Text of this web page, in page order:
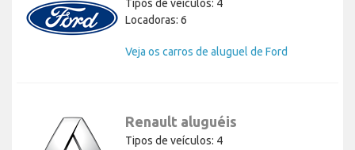
Tipos de veículos: 4
Locadoras: 6
Veja os carros de aluguel de Ford
Renault aluguéis
Tipos de veículos: 4